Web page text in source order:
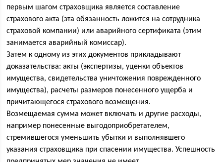
первым шагом страховщика является составление
страхового акта (эта обязанность ложится на сотрудника
страховой компании) или аварийного сертификата (этим
занимается аварийный комиссар).
Затем к одному из этих документов прикладывают
доказательства: акты (экспертизы, уценки объектов
имущества, свидетельства уничтожения поврежденного
имущества), расчеты размеров понесенного ущерба и
причитающегося страхового возмещения.
Возмещаемая сумма может включать и другие расходы,
например понесенные выгодоприобретателем,
стремившегося уменьшить убытки и выполнявшего
указания страховщика при спасении имущества. Успешность